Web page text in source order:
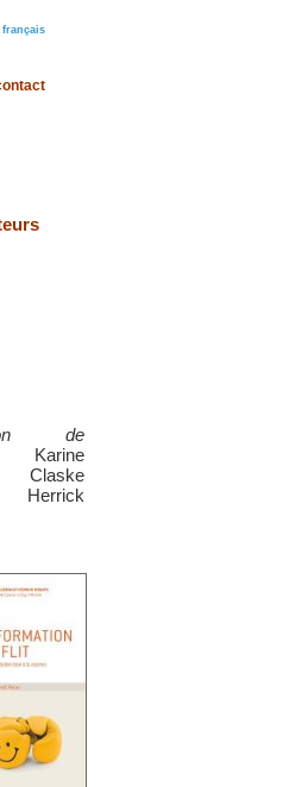
français
de
Herrick